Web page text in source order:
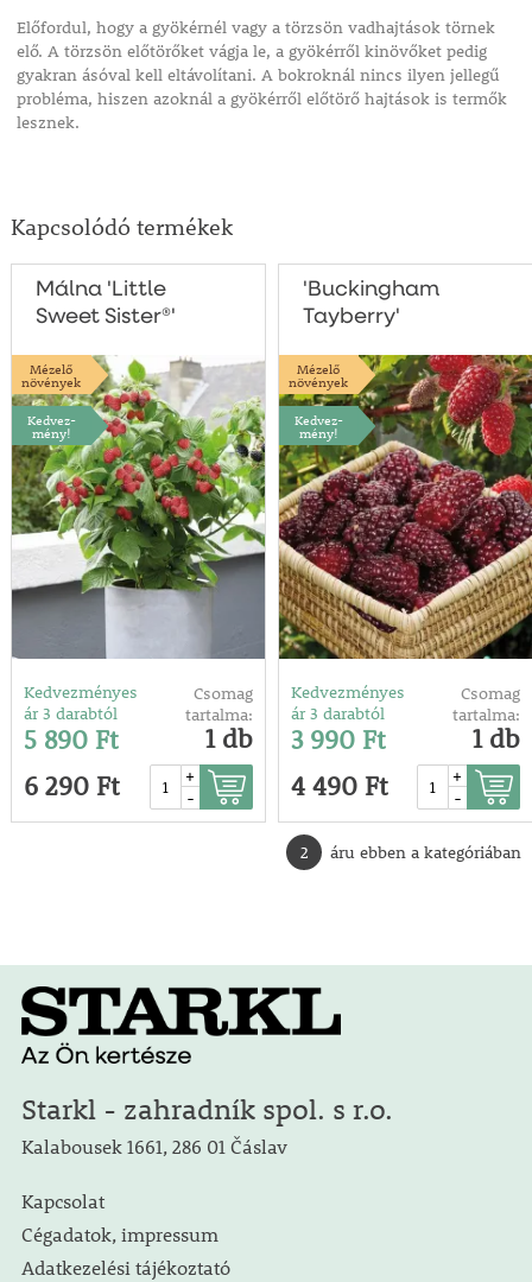
Előfordul, hogy a gyökérnél vagy a törzsön vadhajtások törnek
elő. A törzsön előtörőket vágja le, a gyökérről kinövőket pedig
gyakran ásóval kell eltávolítani. A bokroknál nincs ilyen jellegű
probléma, hiszen azoknál a gyökérről előtörő hajtások is termők
lesznek.
Kapcsolódó termékek
Málna 'Little
Sweet Sister®'
Mézelő
növények
Kedvez-
mény!
Kedvezményes
ár 3 darabtól
5 890 Ft
Csomag
tartalma:
1 db
6 290 Ft
+
-
'Buckingham
Tayberry'
Mézelő
növények
Kedvez-
mény!
Kedvezményes
ár 3 darabtól
3 990 Ft
Csomag
tartalma:
1 db
4 490 Ft
+
-
2 áru ebben a kategóriában
Starkl - zahradník spol. s r.o.
Kalabousek 1661, 286 01 Čáslav
Kapcsolat
Cégadatok, impressum
Adatkezelési tájékoztató